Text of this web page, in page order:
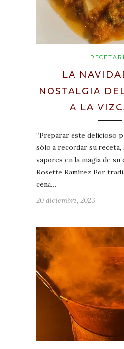
LA
NOSTALGIA
A LA
“Preparar este delicioso
sólo a recordar su receta,
vapores en la magia de su
Rosette Ramírez Por
cena…
20 diciembre, 2023